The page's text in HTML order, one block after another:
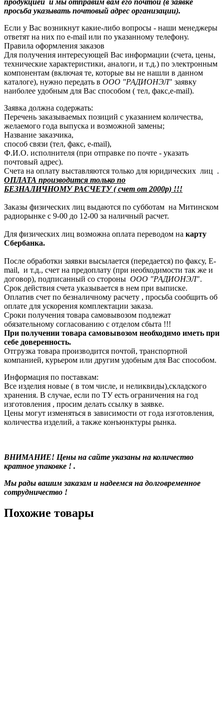
просьба указывать почтовый адрес организации).
Если у Вас возникнут какие-либо вопросы - наши менеджеры
ответят на них по e-mail или по указанному телефону.
Правила оформления заказов
Для получения интересующей Вас информации (счета, цены,
технические характеристики, аналоги, и т.д.) по электронным
компонентам (включая те, которые вы не нашли в данном
каталоге), нужно передать в ООО "РАДИОНЭЛ" заявку
наиболее удобным для Вас способом ( тел, факс,e-mail).
Заявка должна содержать:
Перечень заказываемых позиций с указанием количества,
желаемого года выпуска и возможной замены;
Название заказчика,
способ связи (тел, факс, e-mail),
Ф.И.О. исполнителя (при отправке по почте - указать
почтовый адрес).
Счета на оплату выставляются только для юридических лиц .
ОПЛАТА производится только по
БЕЗНАЛИЧНОМУ РАСЧЕТУ ( счет от 2000р) !!!
Заказы физических лиц выдаются по субботам на Митинском
радиорынке с 9-00 до 12-00 за наличный расчет.
Для физических лиц возможна оплата переводом на карту
Сбербанка.
После обработки заявки высылается (передается) по факсу, E-
mail, и т.д., счет на предоплату (при необходимости так же и
договор), подписанный со стороны ООО "РАДИОНЭЛ".
Срок действия счета указывается в нем при выписке.
Оплатив счет по безналичному расчету , просьба сообщить об
оплате для ускорения комплектации заказа.
Сроки получения товара самовывозом подлежат
обязательному согласованию с отделом сбыта !!!
При получении товара самовывозом необходимо иметь при
себе доверенность.
Отгрузка товара производится почтой, транспортной
компанией, курьером или другим удобным для Вас способом.
Информация по поставкам:
Все изделия новые ( в том числе, и неликвиды),складского
хранения. В случае, если по ТУ есть ограничения на год
изготовления , просим делать ссылку в заявке.
Цены могут изменяться в зависимости от года изготовления,
количества изделий, а также конъюнктуры рынка.
ВНИМАНИЕ! Цены на сайте указаны на количество
кратное упаковке ! .
Мы рады вашим заказам и надеемся на долговременное
сотрудничество !
Похожие товары